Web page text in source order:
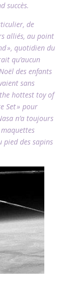
succès.
de
alliés, au point
», quotidien du
qu’aucun
des enfants
sans
hottest toy of
Set » pour
n’a toujours
pied des sapins